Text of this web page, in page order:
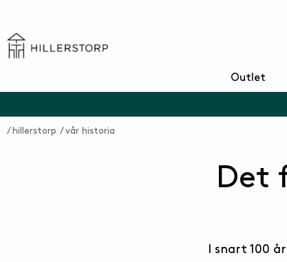
Outlet
hillerstorp vår historia
Det
I snart 100